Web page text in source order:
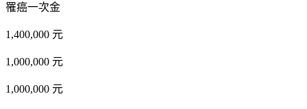
罹癌一次金
1,400,000 元
1,000,000 元
1,000,000 元